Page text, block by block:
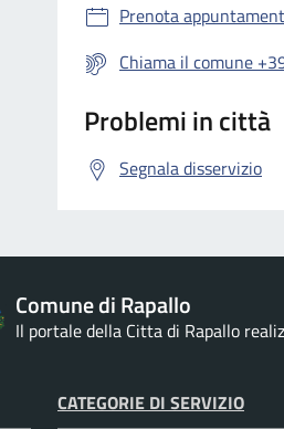
Prenota
Chiama il comune
Problemi in città
Segnala disservizio
Comune di Rapallo
Il portale della Citta di Rapallo
CATEGORIE DI SERVIZIO